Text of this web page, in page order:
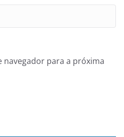
navegador para a próxima